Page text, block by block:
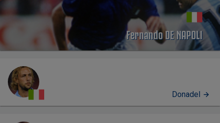
Fernando DE NAPOLI
Donadel